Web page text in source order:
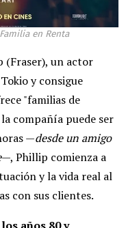
en Renta
(Fraser), un actor
y consigue
"familias de
compañía puede ser
—desde un amigo
—, Phillip comienza a
y la vida real al
con sus clientes.